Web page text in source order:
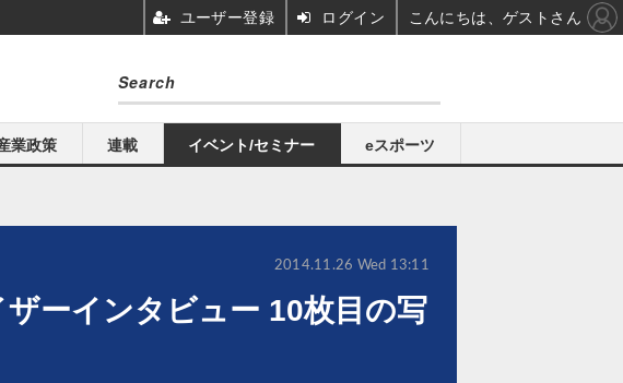
業政策 連載 イベント/セミナー eスポーツ
ーインタビュー 10枚目の写
2014.11.26 Wed 13:11
ユーザー登録 ログイン こんにちは、ゲストさん